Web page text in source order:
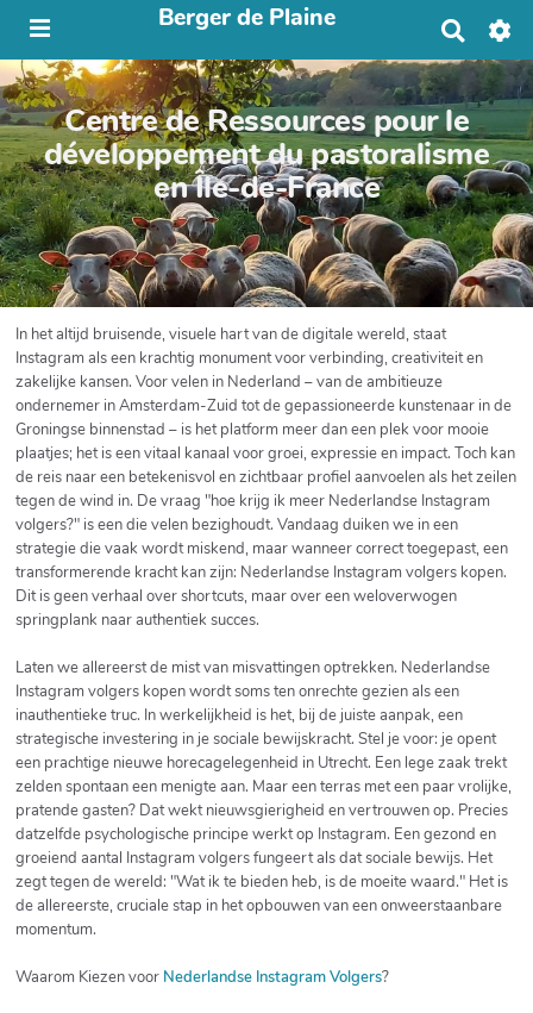
Berger de Plaine
h
e
r
c
h
e
r
Centre de Ressources pour le
développement du pastoralisme
en Île-de-France
In het altijd bruisende, visuele hart van de digitale wereld, staat
Instagram als een krachtig monument voor verbinding, creativiteit en
zakelijke kansen. Voor velen in Nederland – van de ambitieuze
ondernemer in Amsterdam-Zuid tot de gepassioneerde kunstenaar in de
Groningse binnenstad – is het platform meer dan een plek voor mooie
plaatjes; het is een vitaal kanaal voor groei, expressie en impact. Toch kan
de reis naar een betekenisvol en zichtbaar profiel aanvoelen als het zeilen
tegen de wind in. De vraag "hoe krijg ik meer Nederlandse Instagram
volgers?" is een die velen bezighoudt. Vandaag duiken we in een
strategie die vaak wordt miskend, maar wanneer correct toegepast, een
transformerende kracht kan zijn: Nederlandse Instagram volgers kopen.
Dit is geen verhaal over shortcuts, maar over een weloverwogen
springplank naar authentiek succes.
Laten we allereerst de mist van misvattingen optrekken. Nederlandse
Instagram volgers kopen wordt soms ten onrechte gezien als een
inauthentieke truc. In werkelijkheid is het, bij de juiste aanpak, een
strategische investering in je sociale bewijskracht. Stel je voor: je opent
een prachtige nieuwe horecagelegenheid in Utrecht. Een lege zaak trekt
zelden spontaan een menigte aan. Maar een terras met een paar vrolijke,
pratende gasten? Dat wekt nieuwsgierigheid en vertrouwen op. Precies
datzelfde psychologische principe werkt op Instagram. Een gezond en
groeiend aantal Instagram volgers fungeert als dat sociale bewijs. Het
zegt tegen de wereld: "Wat ik te bieden heb, is de moeite waard." Het is
de allereerste, cruciale stap in het opbouwen van een onweerstaanbare
momentum.
Waarom Kiezen voor Nederlandse Instagram Volgers?